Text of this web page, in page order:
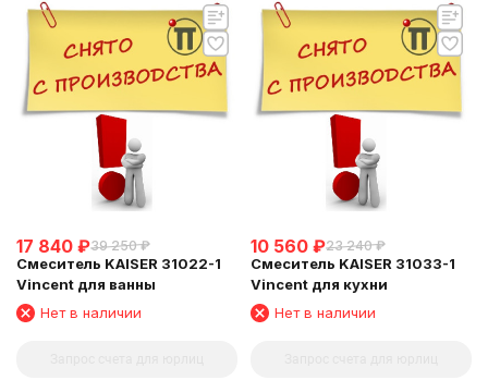
17 840 ₽39 250 ₽
Смеситель KAISER 31022-1
Vincent для ванны
Нет в наличии
10 560 ₽23 240 ₽
Смеситель KAISER 31033-1
Vincent для кухни
Нет в наличии